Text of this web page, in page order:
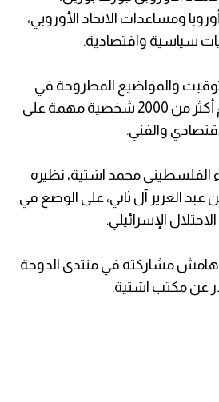
ومساعدات الاتحاد الأوروبي،
سياسية واقتصادية.
والمواضيع المطروحة في
منتدى الدوحة، الذي ضم أكثر من 2000 شخصية مهمة على
والفني.
الفلسطيني محمد اشتية، نظيره
عبد العزيز آل ثاني، على الوضع في
الإسرائيلي.
هامش مشاركته في منتدى الدوحة
عن مكتب اشتية.